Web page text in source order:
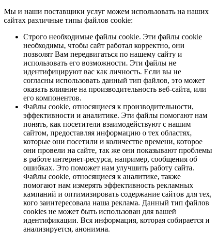
Мы и наши поставщики услуг можем использовать на наших
сайтах различные типы файлов cookie:
Строго необходимые файлы cookie. Эти файлы cookie
необходимы, чтобы сайт работал корректно, они
позволят Вам передвигаться по нашему сайту и
использовать его возможности. Эти файлы не
идентифицируют вас как личность. Если вы не
согласны использовать данный тип файлов, это может
оказать влияние на производительность веб-сайта, или
его компонентов.
Файлы cookie, относящиеся к производительности,
эффективности и аналитике. Эти файлы помогают нам
понять, как посетители взаимодействуют с нашим
сайтом, предоставляя информацию о тех областях,
которые они посетили и количестве времени, которое
они провели на сайте, так же они показывают проблемы
в работе интернет-ресурса, например, сообщения об
ошибках. Это поможет нам улучшить работу сайта.
Файлы cookie, относящиеся к аналитике, также
помогают нам измерять эффективность рекламных
кампаний и оптимизировать содержание сайтов для тех,
кого заинтересовала наша реклама. Данный тип файлов
cookies не может быть использован для вашей
идентификации. Вся информация, которая собирается и
анализируется, анонимна.